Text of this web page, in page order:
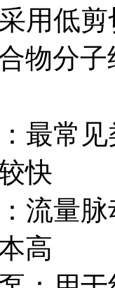
用低
物分子
最常
快
流量
高